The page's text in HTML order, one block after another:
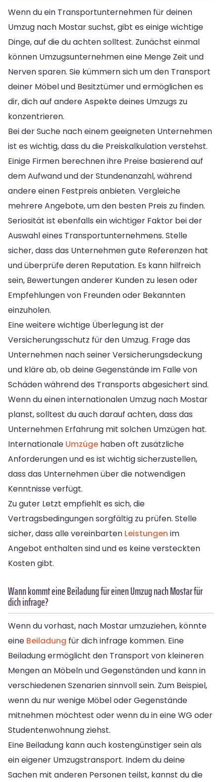
Wenn du ein Transportunternehmen für deinen
Umzug nach Mostar suchst, gibt es einige wichtige
Dinge, auf die du achten solltest. Zunächst einmal
können Umzugsunternehmen eine Menge Zeit und
Nerven sparen. Sie kümmern sich um den Transport
deiner Möbel und Besitztümer und ermöglichen es
dir, dich auf andere Aspekte deines Umzugs zu
konzentrieren.
Bei der Suche nach einem geeigneten Unternehmen
ist es wichtig, dass du die Preiskalkulation verstehst.
Einige Firmen berechnen ihre Preise basierend auf
dem Aufwand und der Stundenanzahl, während
andere einen Festpreis anbieten. Vergleiche
mehrere Angebote, um den besten Preis zu finden.
Seriosität ist ebenfalls ein wichtiger Faktor bei der
Auswahl eines Transportunternehmens. Stelle
sicher, dass das Unternehmen gute Referenzen hat
und überprüfe deren Reputation. Es kann hilfreich
sein, Bewertungen anderer Kunden zu lesen oder
Empfehlungen von Freunden oder Bekannten
einzuholen.
Eine weitere wichtige Überlegung ist der
Versicherungsschutz für den Umzug. Frage das
Unternehmen nach seiner Versicherungsdeckung
und kläre ab, ob deine Gegenstände im Falle von
Schäden während des Transports abgesichert sind.
Wenn du einen internationalen Umzug nach Mostar
planst, solltest du auch darauf achten, dass das
Unternehmen Erfahrung mit solchen Umzügen hat.
Internationale Umzüge haben oft zusätzliche
Anforderungen und es ist wichtig sicherzustellen,
dass das Unternehmen über die notwendigen
Kenntnisse verfügt.
Zu guter Letzt empfiehlt es sich, die
Vertragsbedingungen sorgfältig zu prüfen. Stelle
sicher, dass alle vereinbarten Leistungen im
Angebot enthalten sind und es keine versteckten
Kosten gibt.
Wann kommt eine Beiladung für einen Umzug nach Mostar für
dich infrage?
Wenn du vorhast, nach Mostar umzuziehen, könnte
eine Beiladung für dich infrage kommen. Eine
Beiladung ermöglicht den Transport von kleineren
Mengen an Möbeln und Gegenständen und kann in
verschiedenen Szenarien sinnvoll sein. Zum Beispiel,
wenn du nur wenige Möbel oder Gegenstände
mitnehmen möchtest oder wenn du in eine WG oder
Studentenwohnung ziehst.
Eine Beiladung kann auch kostengünstiger sein als
ein eigener Umzugstransport. Indem du deine
Sachen mit anderen Personen teilst, kannst du die